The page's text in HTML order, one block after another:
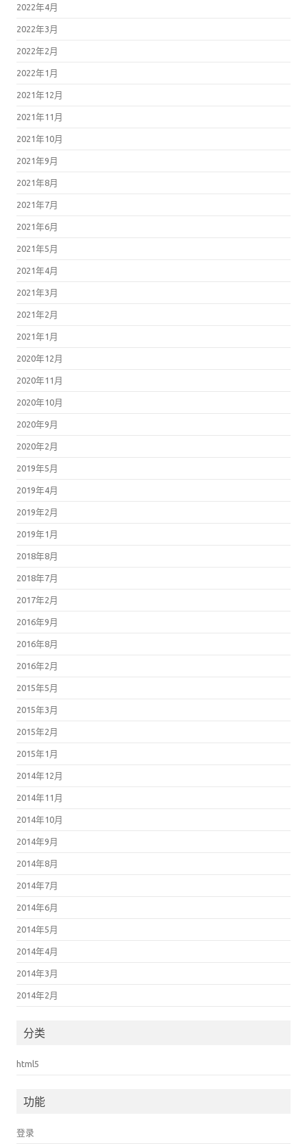
2022年4月
2022年3月
2022年2月
2022年1月
2021年12月
2021年11月
2021年10月
2021年9月
2021年8月
2021年7月
2021年6月
2021年5月
2021年4月
2021年3月
2021年2月
2021年1月
2020年12月
2020年11月
2020年10月
2020年9月
2020年2月
2019年5月
2019年4月
2019年2月
2019年1月
2018年8月
2018年7月
2017年2月
2016年9月
2016年8月
2016年2月
2015年5月
2015年3月
2015年2月
2015年1月
2014年12月
2014年11月
2014年10月
2014年9月
2014年8月
2014年7月
2014年6月
2014年5月
2014年4月
2014年3月
2014年2月
分类
html5
功能
登录